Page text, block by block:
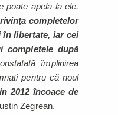
poate apela la ele.
completelor
în libertate, iar cei
completele după
împlinirea
pentru că noul
2012 încoace de
Zegrean.